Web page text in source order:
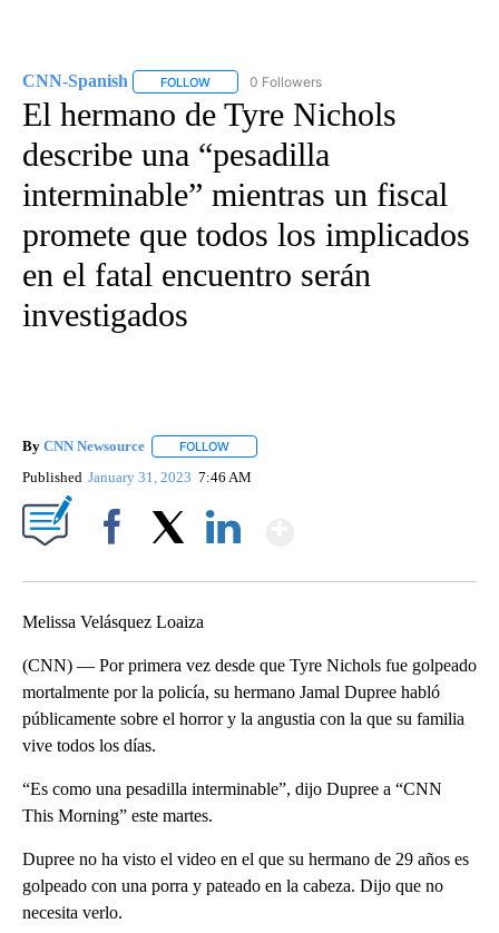
CNN-Spanish FOLLOW FOLLOW "CNN-SPANISH" TO RECEIVE
0 Followers
El hermano de Tyre Nichols
describe una “pesadilla
interminable” mientras un fiscal
promete que todos los implicados
en el fatal encuentro serán
investigados
By CNN Newsource FOLLOW
Published January 31, 2023 7:46 AM
Melissa Velásquez Loaiza
(CNN) — Por primera vez desde que Tyre Nichols fue golpeado
mortalmente por la policía, su hermano Jamal Dupree habló
públicamente sobre el horror y la angustia con la que su familia
vive todos los días.
“Es como una pesadilla interminable”, dijo Dupree a “CNN
This Morning” este martes.
Dupree no ha visto el video en el que su hermano de 29 años es
golpeado con una porra y pateado en la cabeza. Dijo que no
necesita verlo.